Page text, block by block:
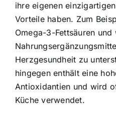
ihre eigenen
Vorteile haben. Zum
Omega-3-Fettsäuren
Herzgesundheit zu
hingegen enthält eine
Antioxidantien und wird
Küche verwendet.